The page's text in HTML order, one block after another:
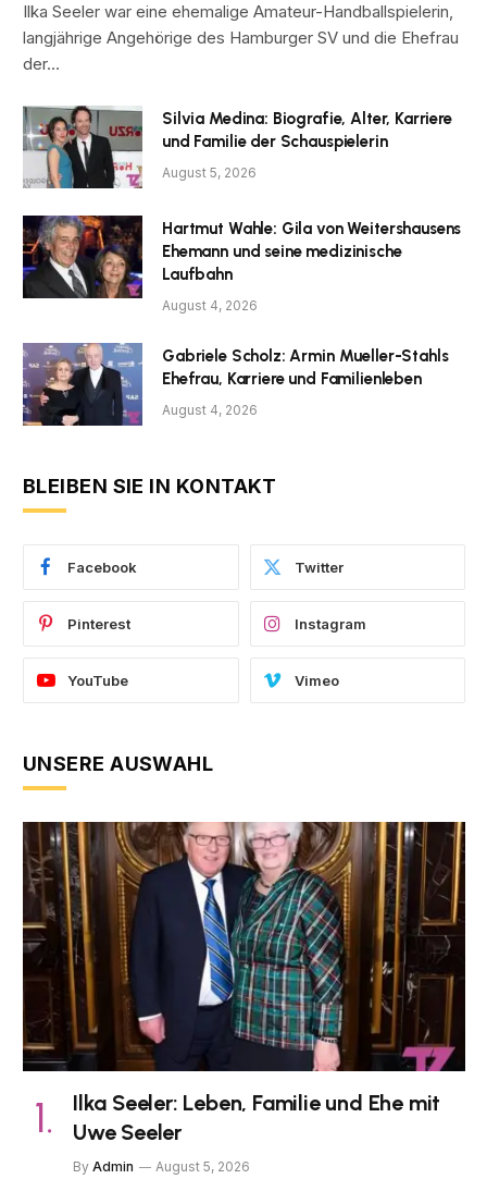
Ilka Seeler war eine ehemalige Amateur-Handballspielerin,
langjährige Angehörige des Hamburger SV und die Ehefrau
der…
Silvia Medina: Biografie, Alter, Karriere
und Familie der Schauspielerin
August 5, 2026
Hartmut Wahle: Gila von Weitershausens
Ehemann und seine medizinische
Laufbahn
August 4, 2026
Gabriele Scholz: Armin Mueller-Stahls
Ehefrau, Karriere und Familienleben
August 4, 2026
BLEIBEN SIE IN KONTAKT
Facebook Twitter
Pinterest Instagram
YouTube Vimeo
UNSERE AUSWAHL
Ilka Seeler: Leben, Familie und Ehe mit
Uwe Seeler
By Admin August 5, 2026